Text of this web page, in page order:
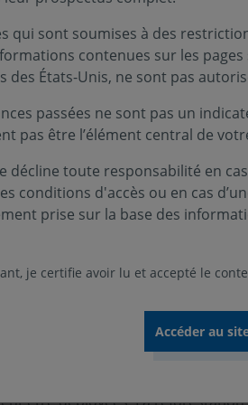
de l’accumulation des
naturel, compromet
les populations locales
en zone tropicale, favorise la
décomposition de matière
des convoyeurs naturels de
aux éléments plus lourds
ou «dynamique hydro-
de plusieurs facteurs : le climat
terrains meubles étant plus
humaines adjacentes
énergéticiens adoptent une
par la gestion du bassin
qui sont soumises à des
contenues sur les
des États-Unis, ne sont pas
passées ne sont pas un
pas être l’élément central de
décline toute responsabilité en
conditions d'accès ou en cas
prise sur la base des
je certifie avoir lu et accepté le